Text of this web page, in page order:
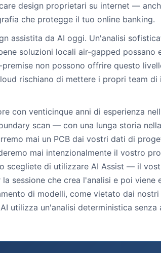
design proprietari su internet —
che protegge il tuo online banking.
assistita da AI oggi. Un'analisi
soluzioni locali air-gapped possano
non possono offrire questo
rischiano di mettere i propri team di
con venticinque anni di esperienza
scan — con una lunga storia
mai un PCB dai vostri dati di
mai intenzionalmente il vostro
scegliete di utilizzare AI Assist — il
sessione che crea l'analisi e poi viene
di modelli, come vietato dai nostri
utilizza un'analisi deterministica senza